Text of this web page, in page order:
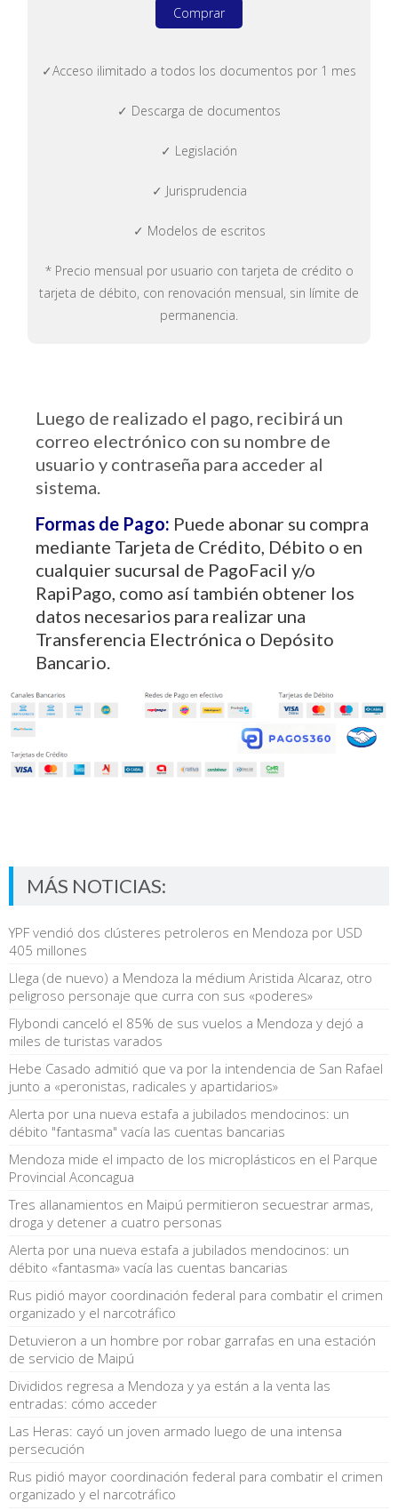
Comprar
✓Acceso ilimitado a todos los documentos por 1 mes
✓ Descarga de documentos
✓ Legislación
✓ Jurisprudencia
✓ Modelos de escritos
* Precio mensual por usuario con tarjeta de crédito o
tarjeta de débito, con renovación mensual, sin límite de
permanencia.
Luego de realizado el pago, recibirá un
correo electrónico con su nombre de
usuario y contraseña para acceder al
sistema.
Formas de Pago: Puede abonar su compra
mediante Tarjeta de Crédito, Débito o en
cualquier sucursal de PagoFacil y/o
RapiPago, como así también obtener los
datos necesarios para realizar una
Transferencia Electrónica o Depósito
Bancario.
MÁS NOTICIAS:
YPF vendió dos clústeres petroleros en Mendoza por USD
405 millones
Llega (de nuevo) a Mendoza la médium Aristida Alcaraz, otro
peligroso personaje que curra con sus «poderes»
Flybondi canceló el 85% de sus vuelos a Mendoza y dejó a
miles de turistas varados
Hebe Casado admitió que va por la intendencia de San Rafael
junto a «peronistas, radicales y apartidarios»
Alerta por una nueva estafa a jubilados mendocinos: un
débito "fantasma" vacía las cuentas bancarias
Mendoza mide el impacto de los microplásticos en el Parque
Provincial Aconcagua
Tres allanamientos en Maipú permitieron secuestrar armas,
droga y detener a cuatro personas
Alerta por una nueva estafa a jubilados mendocinos: un
débito «fantasma» vacía las cuentas bancarias
Rus pidió mayor coordinación federal para combatir el crimen
organizado y el narcotráfico
Detuvieron a un hombre por robar garrafas en una estación
de servicio de Maipú
Divididos regresa a Mendoza y ya están a la venta las
entradas: cómo acceder
Las Heras: cayó un joven armado luego de una intensa
persecución
Rus pidió mayor coordinación federal para combatir el crimen
organizado y el narcotráfico